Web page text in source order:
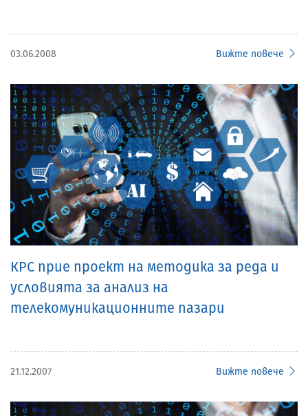
03.06.2008 Вижте повече
КРС прие проект на методика за реда и
условията за анализ на
телекомуникационните пазари
21.12.2007 Вижте повече